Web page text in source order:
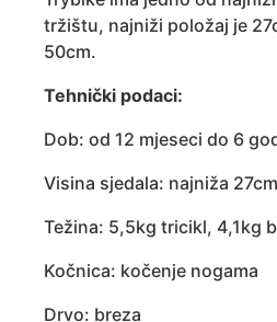
tržištu, najniži položaj je
50cm.
Tehnički podaci:
Dob: od 12 mjeseci do 6
Visina sjedala: najniža
Težina: 5,5kg tricikl, 4,1kg
Kočnica: kočenje nogama
Drvo: breza